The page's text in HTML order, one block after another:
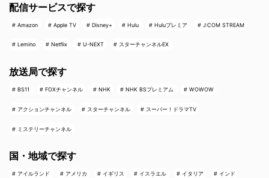
配信サービスで探す
Amazon Apple TV Disney+ Hulu Huluプレミア J:COM STREAM
Lemino Netflix U-NEXT スターチャンネルEX
放送局で探す
BS11 FOXチャンネル NHK NHK BSプレミアム WOWOW
アクションチャンネル スターチャンネル スーパー！ドラマTV
ミステリーチャンネル
国・地域で探す
アイルランド アメリカ イギリス イスラエル イタリア インド